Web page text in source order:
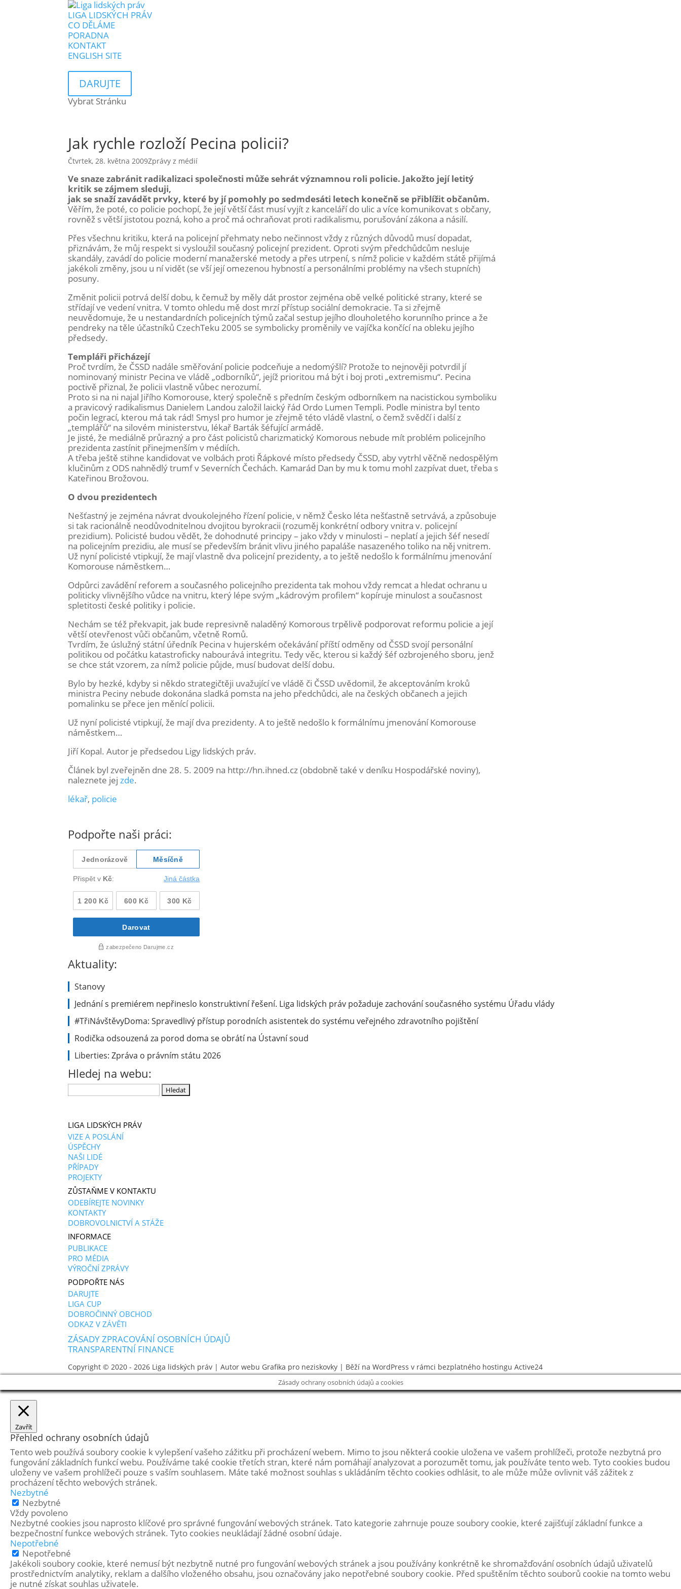
LIGA LIDSKÝCH PRÁV
CO DĚLÁME
PORADNA
KONTAKT
ENGLISH SITE
DARUJTE
Vybrat Stránku
Jak rychle rozloží Pecina policii?
Čtvrtek, 28. května 2009Zprávy z médií
Ve snaze zabránit radikalizaci společnosti může sehrát významnou roli policie. Jakožto její letitý
kritik se zájmem sleduji,
jak se snaží zavádět prvky, které by jí pomohly po sedmdesáti letech konečně se přiblížit občanům.
Věřím, že poté, co policie pochopí, že její větší část musí vyjít z kanceláří do ulic a více komunikovat s občany,
rovněž s větší jistotou pozná, koho a proč má ochraňovat proti radikalismu, porušování zákona a násilí.
Přes všechnu kritiku, která na policejní přehmaty nebo nečinnost vždy z různých důvodů musí dopadat,
přiznávám, že můj respekt si vysloužil současný policejní prezident. Oproti svým předchůdcům nesluje
skandály, zavádí do policie moderní manažerské metody a přes utrpení, s nímž policie v každém státě přijímá
jakékoli změny, jsou u ní vidět (se vší její omezenou hybností a personálními problémy na všech stupních)
posuny.
Změnit policii potrvá delší dobu, k čemuž by měly dát prostor zejména obě velké politické strany, které se
střídají ve vedení vnitra. V tomto ohledu mě dost mrzí přístup sociální demokracie. Ta si zřejmě
neuvědomuje, že u nestandardních policejních týmů začal sestup jejího dlouholetého korunního prince a že
pendreky na těle účastníků CzechTeku 2005 se symbolicky proměnily ve vajíčka končící na obleku jejího
předsedy.
Templáři přicházejí
Proč tvrdím, že ČSSD nadále směřování policie podceňuje a nedomýšlí? Protože to nejnověji potvrdil jí
nominovaný ministr Pecina ve vládě „odborníků“, jejíž prioritou má být i boj proti „extremismu“. Pecina
poctivě přiznal, že policii vlastně vůbec nerozumí.
Proto si na ni najal Jiřího Komorouse, který společně s předním českým odborníkem na nacistickou symboliku
a pravicový radikalismus Danielem Landou založil laický řád Ordo Lumen Templi. Podle ministra byl tento
počin legrací, kterou má tak rád! Smysl pro humor je zřejmě této vládě vlastní, o čemž svědčí i další z
„templářů“ na silovém ministerstvu, lékař Barták šéfující armádě.
Je jisté, že mediálně průrazný a pro část policistů charizmatický Komorous nebude mít problém policejního
prezidenta zastínit přinejmenším v médiích.
A třeba ještě stihne kandidovat ve volbách proti Řápkové místo předsedy ČSSD, aby vytrhl věčně nedospělým
klučinům z ODS nahnědlý trumf v Severních Čechách. Kamarád Dan by mu k tomu mohl zazpívat duet, třeba s
Kateřinou Brožovou.
O dvou prezidentech
Nešťastný je zejména návrat dvoukolejného řízení policie, v němž Česko léta nešťastně setrvává, a způsobuje
si tak racionálně neodůvodnitelnou dvojitou byrokracii (rozuměj konkrétní odbory vnitra v. policejní
prezidium). Policisté budou vědět, že dohodnuté principy – jako vždy v minulosti – neplatí a jejich šéf nesedí
na policejním prezidiu, ale musí se především bránit vlivu jiného papaláše nasazeného toliko na něj vnitrem.
Už nyní policisté vtipkují, že mají vlastně dva policejní prezidenty, a to ještě nedošlo k formálnímu jmenování
Komorouse náměstkem…
Odpůrci zavádění reforem a současného policejního prezidenta tak mohou vždy remcat a hledat ochranu u
politicky vlivnějšího vůdce na vnitru, který lépe svým „kádrovým profilem“ kopíruje minulost a současnost
spletitosti české politiky i policie.
Nechám se též překvapit, jak bude represivně naladěný Komorous trpělivě podporovat reformu policie a její
větší otevřenost vůči občanům, včetně Romů.
Tvrdím, že úslužný státní úředník Pecina v hujerském očekávání příští odměny od ČSSD svojí personální
politikou od počátku katastroficky nabourává integritu. Tedy věc, kterou si každý šéf ozbrojeného sboru, jenž
se chce stát vzorem, za nímž policie půjde, musí budovat delší dobu.
Bylo by hezké, kdyby si někdo strategičtěji uvažující ve vládě či ČSSD uvědomil, že akceptováním kroků
ministra Peciny nebude dokonána sladká pomsta na jeho předchůdci, ale na českých občanech a jejich
pomalinku se přece jen měnící policii.
Už nyní policisté vtipkují, že mají dva prezidenty. A to ještě nedošlo k formálnímu jmenování Komorouse
náměstkem…
Jiří Kopal. Autor je předsedou Ligy lidských práv.
Článek byl zveřejněn dne 28. 5. 2009 na http://hn.ihned.cz (obdobně také v deníku Hospodářské noviny),
naleznete jejzde.
lékař, policie
Podpořte naši práci:
Aktuality:
Stanovy
Jednání s premiérem nepřineslo konstruktivní řešení. Liga lidských práv požaduje zachování současného systému Úřadu vlády
#TřiNávštěvyDoma: Spravedlivý přístup porodních asistentek do systému veřejného zdravotního pojištění
Rodička odsouzená za porod doma se obrátí na Ústavní soud
Liberties: Zpráva o právním státu 2026
Hledej na webu:
Vyhledávání
LIGA LIDSKÝCH PRÁV
VIZE A POSLÁNÍ
ÚSPĚCHY
NAŠI LIDÉ
PŘÍPADY
PROJEKTY
ZŮSTAŇME V KONTAKTU
ODEBÍREJTE NOVINKY
KONTAKTY
DOBROVOLNICTVÍ A STÁŽE
INFORMACE
PUBLIKACE
PRO MÉDIA
VÝROČNÍ ZPRÁVY
PODPOŘTE NÁS
DARUJTE
LIGA CUP
DOBROČINNÝ OBCHOD
ODKAZ V ZÁVĚTI
ZÁSADY ZPRACOVÁNÍ OSOBNÍCH ÚDAJŮ
TRANSPARENTNÍ FINANCE
Copyright © 2020 - 2026 Liga lidských práv | Autor webu Grafika pro neziskovky | Běží na WordPress v rámci bezplatného hostinguActive24
Zásady ochrany osobních údajů a cookies
Zavřít
Přehled ochrany osobních údajů
Tento web používá soubory cookie k vylepšení vašeho zážitku při procházení webem. Mimo to jsou některá cookie uložena ve vašem prohlížeči, protože nezbytná pro
fungování základních funkcí webu. Používáme také cookie třetích stran, které nám pomáhají analyzovat a porozumět tomu, jak používáte tento web. Tyto cookies budou
uloženy ve vašem prohlížeči pouze s vaším souhlasem. Máte také možnost souhlas s ukládáním těchto cookies odhlásit, to ale může může ovlivnit váš zážitek z
procházení těchto webových stránek.
Nezbytné
Nezbytné
Vždy povoleno
Nezbytné cookies jsou naprosto klíčové pro správné fungování webových stránek. Tato kategorie zahrnuje pouze soubory cookie, které zajišťují základní funkce a
bezpečnostní funkce webových stránek. Tyto cookies neukládají žádné osobní údaje.
Nepotřebné
Nepotřebné
Jakékoli soubory cookie, které nemusí být nezbytně nutné pro fungování webových stránek a jsou používány konkrétně ke shromažďování osobních údajů uživatelů
prostřednictvím analytiky, reklam a dalšího vloženého obsahu, jsou označovány jako nepotřebné soubory cookie. Před spuštěním těchto souborů cookie na tomto webu
je nutné získat souhlas uživatele.